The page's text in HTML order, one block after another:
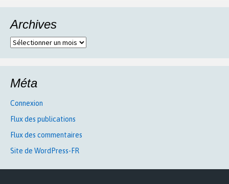
Archives
Archives
Méta
Connexion
Flux des publications
Flux des commentaires
Site de WordPress-FR